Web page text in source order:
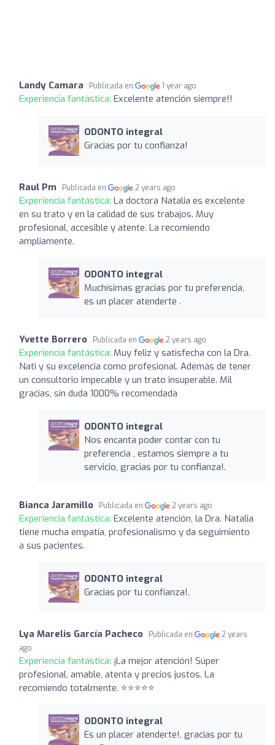
Landy Camara Publicada en 1 year ago
Experiencia fantástica: Excelente atención siempre!!
ODONTO integral
Gracias por tu confianza!
Raul Pm Publicada en 2 years ago
Experiencia fantástica: La doctora Natalia es excelente
en su trato y en la calidad de sus trabajos. Muy
profesional, accesible y atente. La recomiendo
ampliamente.
ODONTO integral
Muchísimas gracias por tu preferencia,
es un placer atenderte .
Yvette Borrero Publicada en 2 years ago
Experiencia fantástica: Muy feliz y satisfecha con la Dra.
Nati y su excelencia como profesional. Además de tener
un consultorio impecable y un trato insuperable. Mil
gracias, sin duda 1000% recomendada
ODONTO integral
Nos encanta poder contar con tu
preferencia , estamos siempre a tu
servicio, gracias por tu confianza!.
Bianca Jaramillo Publicada en 2 years ago
Experiencia fantástica: Excelente atención, la Dra. Natalia
tiene mucha empatía, profesionalismo y da seguimiento
a sus pacientes.
ODONTO integral
Gracias por tu confíanza!.
Lya Marelis García Pacheco Publicada en
2 years
ago
Experiencia fantástica: ¡La mejor atención! Súper
profesional, amable, atenta y precios justos. La
recomiendo totalmente. ⭐⭐⭐⭐⭐
ODONTO integral
Es un placer atenderte!, gracias por tu